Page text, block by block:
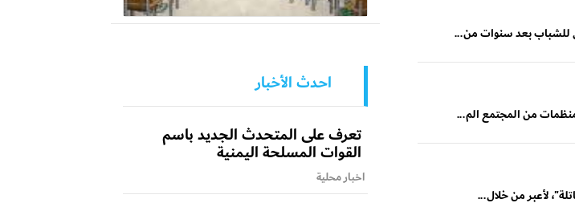
للشباب بعد سنوات من...
منظمات من المجتمع الم...
لأعبر من خلال...
احدث الأخبار
تعرف على المتحدث الجديد باسم
القوات المسلحة اليمنية
اخبار محلية